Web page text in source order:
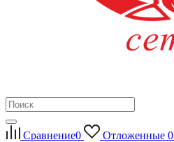
Сравнение0 Отложенные 0